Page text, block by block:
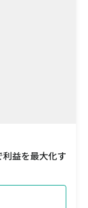
益を最大化す